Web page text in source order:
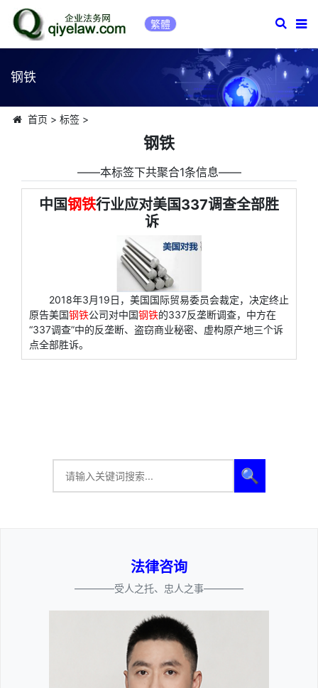
繁體
钢铁
首页 > 标签>
钢铁
――本标签下共聚合1条信息――
中国钢铁行业应对美国337调查全部胜
诉
2018年3月19日，美国国际贸易委员会裁定，决定终止
原告美国钢铁公司对中国钢铁的337反垄断调查，中方在
“337调查”中的反垄断、盗窃商业秘密、虚构原产地三个诉
点全部胜诉。
🔍
法律咨询
————受人之托、忠人之事————